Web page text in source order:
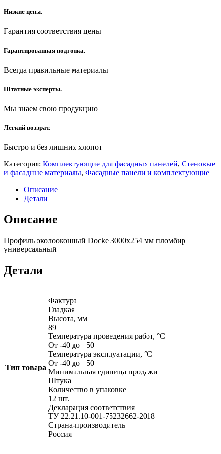
Низкие цены.
Гарантия соответствия цены
Гарантированная подгонка.
Всегда правильные материалы
Штатные эксперты.
Мы знаем свою продукцию
Легкий возврат.
Быстро и без лишних хлопот
Категория: Комплектующие для фасадных панелей, Стеновые
и фасадные материалы, Фасадные панели и комплектующие
Описание
Детали
Описание
Профиль околооконный Docke 3000х254 мм пломбир
универсальный
Детали
Тип товара
Фактура
Гладкая
Высота, мм
89
Температура проведения работ, °С
От -40 до +50
Температура эксплуатации, °С
От -40 до +50
Минимальная единица продажи
Штука
Количество в упаковке
12 шт.
Декларация соответствия
ТУ 22.21.10-001-75232662-2018
Страна-производитель
Россия